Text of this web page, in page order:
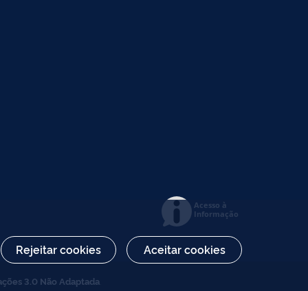
Acesso à
Informação
3.0 Não Adaptada
Rejeitar cookies Aceitar cookies